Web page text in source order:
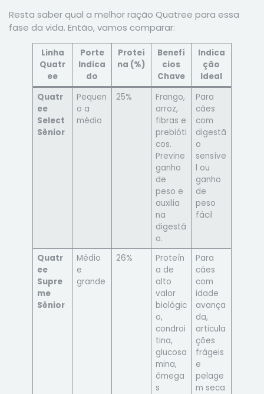
Resta saber qual a melhor ração Quatree para essa
fase da vida. Então, vamos comparar:
Linha
Quatr
ee
Porte
Indica
do
Proteí
na (%)
Benefí
cios
Chave
Indica
ção
Ideal
Quatr
ee
Select
Sênior
Pequen
o a
médio
25%
Frango,
arroz,
fibras e
prebióti
cos.
Previne
ganho
de
peso e
auxilia
na
digestã
o.
Para
cães
com
digestã
o
sensíve
l ou
ganho
de
peso
fácil
Quatr
ee
Supre
me
Sênior
Médio
e
grande
26%
Proteín
a de
alto
valor
biológic
o,
condroi
tina,
glucosa
mina,
ômega
s
Para
cães
com
idade
avança
da,
articula
ções
frágeis
e
pelage
m seca